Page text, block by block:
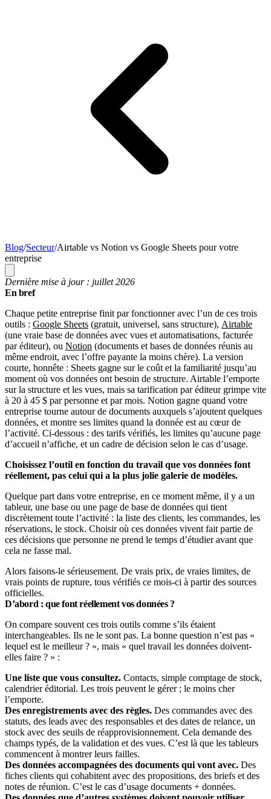
Blog/Secteur/Airtable vs Notion vs Google Sheets pour votre
entreprise
Dernière mise à jour : juillet 2026
En bref
Chaque petite entreprise finit par fonctionner avec l’un de ces trois
outils : Google Sheets (gratuit, universel, sans structure), Airtable
(une vraie base de données avec vues et automatisations, facturée
par éditeur), ou Notion (documents et bases de données réunis au
même endroit, avec l’offre payante la moins chère). La version
courte, honnête : Sheets gagne sur le coût et la familiarité jusqu’au
moment où vos données ont besoin de structure. Airtable l’emporte
sur la structure et les vues, mais sa tarification par éditeur grimpe vite
à 20 à 45 $ par personne et par mois. Notion gagne quand votre
entreprise tourne autour de documents auxquels s’ajoutent quelques
données, et montre ses limites quand la donnée est au cœur de
l’activité. Ci-dessous : des tarifs vérifiés, les limites qu’aucune page
d’accueil n’affiche, et un cadre de décision selon le cas d’usage.
Choisissez l’outil en fonction du travail que vos données font
réellement, pas celui qui a la plus jolie galerie de modèles.
Quelque part dans votre entreprise, en ce moment même, il y a un
tableur, une base ou une page de base de données qui tient
discrètement toute l’activité : la liste des clients, les commandes, les
réservations, le stock. Choisir où ces données vivent fait partie de
ces décisions que personne ne prend le temps d’étudier avant que
cela ne fasse mal.
Alors faisons-le sérieusement. De vrais prix, de vraies limites, de
vrais points de rupture, tous vérifiés ce mois-ci à partir des sources
officielles.
D’abord : que font réellement vos données ?
On compare souvent ces trois outils comme s’ils étaient
interchangeables. Ils ne le sont pas. La bonne question n’est pas «
lequel est le meilleur ? », mais « quel travail les données doivent-
elles faire ? » :
Une liste que vous consultez. Contacts, simple comptage de stock,
calendrier éditorial. Les trois peuvent le gérer ; le moins cher
l’emporte.
Des enregistrements avec des règles. Des commandes avec des
statuts, des leads avec des responsables et des dates de relance, un
stock avec des seuils de réapprovisionnement. Cela demande des
champs typés, de la validation et des vues. C’est là que les tableurs
commencent à montrer leurs failles.
Des données accompagnées des documents qui vont avec. Des
fiches clients qui cohabitent avec des propositions, des briefs et des
notes de réunion. C’est le cas d’usage documents + données.